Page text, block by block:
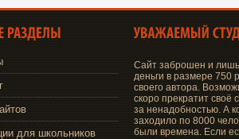
для школьников
Сайт заброшен и
деньги в размере 750
своего автора.
скоро прекратит своё
за ненадобностью. А
заходило по 8000
были времена. Если